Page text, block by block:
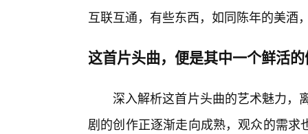
互联互通，有些东西，如同陈年的美酒
这首片头曲，便是其中一个鲜活
深入解析这首片头曲的艺术魅力，
剧的创作正逐渐走向成熟，观众的需